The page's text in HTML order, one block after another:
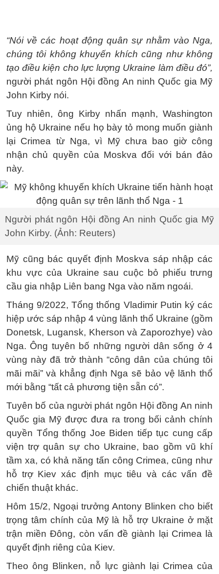
“Nói về các hoạt động quân sự nhằm vào Nga,
chúng tôi không khuyến khích cũng như không
tạo điều kiện cho lực lượng Ukraine làm điều đó”,
người phát ngôn Hội đồng An ninh Quốc gia Mỹ
John Kirby nói.
Tuy nhiên, ông Kirby nhấn mạnh, Washington
ủng hộ Ukraine nếu họ bày tỏ mong muốn giành
lại Crimea từ Nga, vì Mỹ chưa bao giờ công
nhận chủ quyền của Moskva đối với bán đảo
này.
Người phát ngôn Hội đồng An ninh Quốc gia Mỹ
John Kirby. (Ảnh: Reuters)
Mỹ cũng bác quyết định Moskva sáp nhập các
khu vực của Ukraine sau cuộc bỏ phiếu trưng
cầu gia nhập Liên bang Nga vào năm ngoái.
Tháng 9/2022, Tổng thống Vladimir Putin ký các
hiệp ước sáp nhập 4 vùng lãnh thổ Ukraine (gồm
Donetsk, Lugansk, Kherson và Zaporozhye) vào
Nga. Ông tuyên bố những người dân sống ở 4
vùng này đã trở thành “công dân của chúng tôi
mãi mãi” và khẳng định Nga sẽ bảo vệ lãnh thổ
mới bằng “tất cả phương tiện sẵn có”.
Tuyên bố của người phát ngôn Hội đồng An ninh
Quốc gia Mỹ được đưa ra trong bối cảnh chính
quyền Tổng thống Joe Biden tiếp tục cung cấp
viện trợ quân sự cho Ukraine, bao gồm vũ khí
tầm xa, có khả năng tấn công Crimea, cũng như
hỗ trợ Kiev xác định mục tiêu và các vấn đề
chiến thuật khác.
Hôm 15/2, Ngoại trưởng Antony Blinken cho biết
trọng tâm chính của Mỹ là hỗ trợ Ukraine ở mặt
trận miền Đông, còn vấn đề giành lại Crimea là
quyết định riêng của Kiev.
Theo ông Blinken, nỗ lực giành lại Crimea của